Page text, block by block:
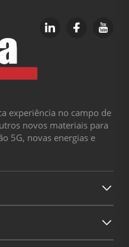
experiência no campo de
novos materiais para
5G, novas energias e